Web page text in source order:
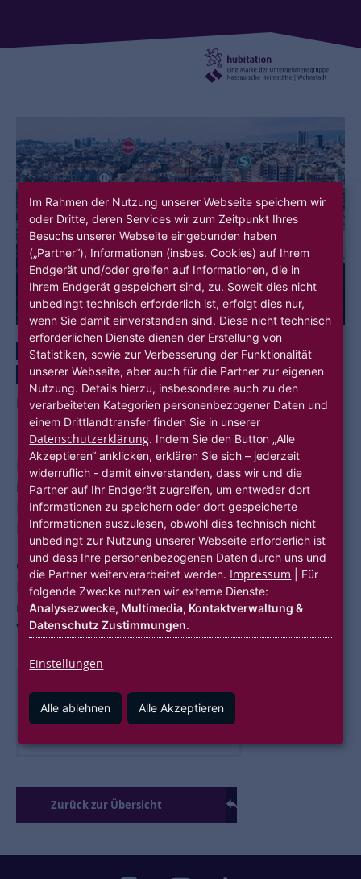
DIGITALISIERUNG QUARTIERSENTWICKLUNG
VISUALISIERUNG
HUBITATION
DROHNEN UND 3D VISUALISIERUNG
FairFleet
Mit Hilfe von Drohnen-Aufnahmen können
interessierte Mieter:innen vor ihrer
Entscheidung einen digitalen Flug rund um die
Immobilie erleben.
Gemeinsam mit FairFleet hat die NHW geplante
Bauvorhaben alsdigitales 3D-Modellvisualisiert
und die Umgebung von Immobilien aus der
Vogelperspektive dargestellt.
Zurück zur Übersicht
Im Rahmen der Nutzung unserer Webseite speichern wir
oder Dritte, deren Services wir zum Zeitpunkt Ihres
Besuchs unserer Webseite eingebunden haben
(„Partner“), Informationen (insbes. Cookies) auf Ihrem
Endgerät und/oder greifen auf Informationen, die in
Ihrem Endgerät gespeichert sind, zu. Soweit dies nicht
unbedingt technisch erforderlich ist, erfolgt dies nur,
wenn Sie damit einverstanden sind. Diese nicht technisch
erforderlichen Dienste dienen der Erstellung von
Statistiken, sowie zur Verbesserung der Funktionalität
unserer Webseite, aber auch für die Partner zur eigenen
Nutzung. Details hierzu, insbesondere auch zu den
verarbeiteten Kategorien personenbezogener Daten und
einem Drittlandtransfer finden Sie in unserer
Datenschutzerklärung. Indem Sie den Button „Alle
Akzeptieren“ anklicken, erklären Sie sich – jederzeit
widerruflich - damit einverstanden, dass wir und die
Partner auf Ihr Endgerät zugreifen, um entweder dort
Informationen zu speichern oder dort gespeicherte
Informationen auszulesen, obwohl dies technisch nicht
unbedingt zur Nutzung unserer Webseite erforderlich ist
und dass Ihre personenbezogenen Daten durch uns und
die Partner weiterverarbeitet werden. Impressum | Für
folgende Zwecke nutzen wir externe Dienste:
Analysezwecke, Multimedia, Kontaktverwaltung &
Datenschutz Zustimmungen.
Einstellungen
Alle ablehnen Alle Akzeptieren